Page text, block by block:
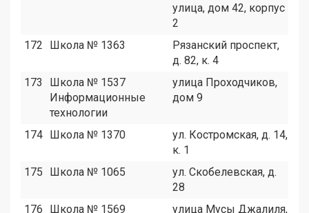
улица, дом 42, корпус
2
172 Школа № 1363
Рязанский проспект,
д. 82, к. 4
173
Школа № 1537
Информационные
технологии
улица Проходчиков,
дом 9
174 Школа № 1370
ул. Костромская, д. 14,
к. 1
175 Школа № 1065
ул. Скобелевская, д.
28
176
Школа № 1569
улица Мусы Джалиля,